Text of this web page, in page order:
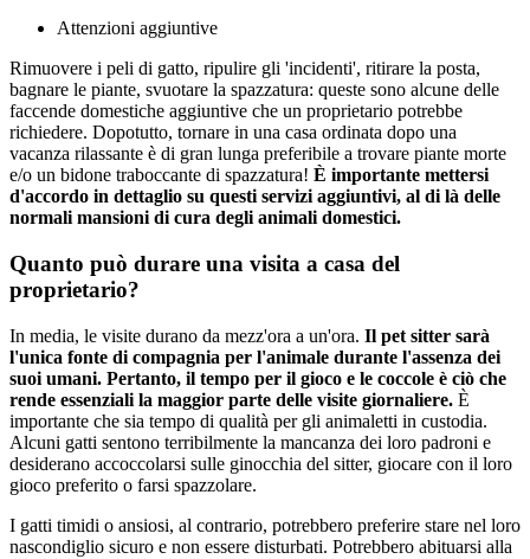
Attenzioni aggiuntive
Rimuovere i peli di gatto, ripulire gli 'incidenti', ritirare la posta,
bagnare le piante, svuotare la spazzatura: queste sono alcune delle
faccende domestiche aggiuntive che un proprietario potrebbe
richiedere. Dopotutto, tornare in una casa ordinata dopo una
vacanza rilassante è di gran lunga preferibile a trovare piante morte
e/o un bidone traboccante di spazzatura! È importante mettersi
d'accordo in dettaglio su questi servizi aggiuntivi, al di là delle
normali mansioni di cura degli animali domestici.
Quanto può durare una visita a casa del
proprietario?
In media, le visite durano da mezz'ora a un'ora. Il pet sitter sarà
l'unica fonte di compagnia per l'animale durante l'assenza dei
suoi umani. Pertanto, il tempo per il gioco e le coccole è ciò che
rende essenziali la maggior parte delle visite giornaliere. È
importante che sia tempo di qualità per gli animaletti in custodia.
Alcuni gatti sentono terribilmente la mancanza dei loro padroni e
desiderano accoccolarsi sulle ginocchia del sitter, giocare con il loro
gioco preferito o farsi spazzolare.
I gatti timidi o ansiosi, al contrario, potrebbero preferire stare nel loro
nascondiglio sicuro e non essere disturbati. Potrebbero abituarsi alla